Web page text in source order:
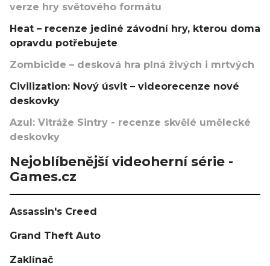
verze hry světového formátu
Heat – recenze jediné závodní hry, kterou doma
opravdu potřebujete
Zombicide – desková hra plná živých i mrtvých
Civilization: Nový úsvit – videorecenze nové
deskovky
Azul: Vitráže Sintry - recenze skvělé umělecké
deskovky
Nejoblíbenější videoherní série -
Games.cz
Assassin's Creed
Grand Theft Auto
Zaklínač